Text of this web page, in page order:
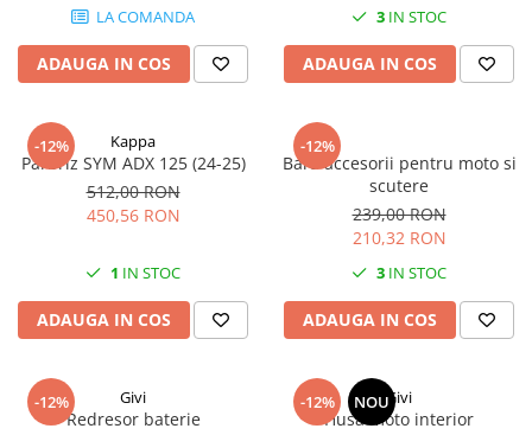
LA COMANDA
ADAUGA IN COS
3 IN STOC
ADAUGA IN COS
-12% Kappa
Parbriz SYM ADX 125 (24-25)
512,00 RON
450,56 RON
1 IN STOC
ADAUGA IN COS
-12%
Bara accesorii pentru moto si
scutere
239,00 RON
210,32 RON
3 IN STOC
ADAUGA IN COS
-12% Givi
Redresor baterie
-12% NOUGivi
Husa moto interior